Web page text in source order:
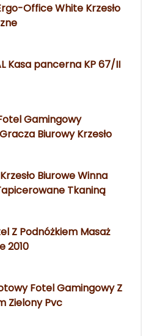
Office White Krzesło
Kasa pancerna KP 67/II
Gamingowy
Biurowy Krzesło
Biurowe Winna
Tkaniną
Z Podnóżkiem Masaż
2010
Fotel Gamingowy Z
Zielony Pvc